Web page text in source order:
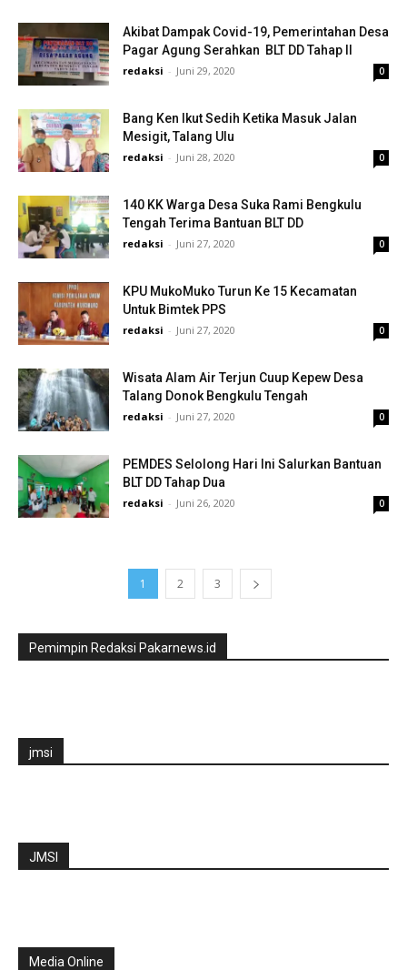
Akibat Dampak Covid-19, Pemerintahan Desa
Pagar Agung Serahkan BLT DD Tahap II
redaksi - Juni 29, 2020 0
Bang Ken Ikut Sedih Ketika Masuk Jalan
Mesigit, Talang Ulu
redaksi - Juni 28, 2020 0
140 KK Warga Desa Suka Rami Bengkulu
Tengah Terima Bantuan BLT DD
redaksi - Juni 27, 2020 0
KPU MukoMuko Turun Ke 15 Kecamatan
Untuk Bimtek PPS
redaksi - Juni 27, 2020 0
Wisata Alam Air Terjun Cuup Kepew Desa
Talang Donok Bengkulu Tengah
redaksi - Juni 27, 2020 0
PEMDES Selolong Hari Ini Salurkan Bantuan
BLT DD Tahap Dua
redaksi - Juni 26, 2020 0
1 2 3
Pemimpin Redaksi Pakarnews.id
jmsi
JMSI
Media Online